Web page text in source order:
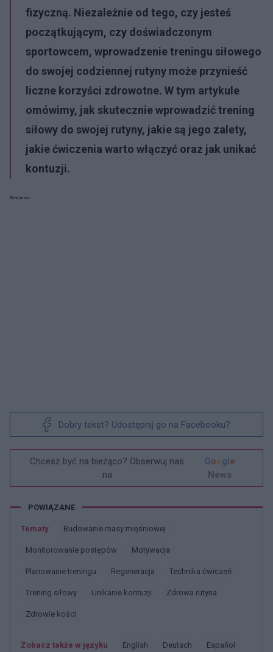
fizyczną. Niezależnie od tego, czy jesteś
początkującym, czy doświadczonym
sportowcem, wprowadzenie treningu siłowego
do swojej codziennej rutyny może przynieść
liczne korzyści zdrowotne. W tym artykule
omówimy, jak skutecznie wprowadzić trening
siłowy do swojej rutyny, jakie są jego zalety,
jakie ćwiczenia warto włączyć oraz jak unikać
kontuzji.
Reklama:
Dobry tekst? Udostępnij go na Facebooku?
Chcesz być na bieżąco? Obserwuj nas
na
Google
News
POWIĄZANE
Tematy Budowanie masy mięśniowej
Monitorowanie postępów Motywacja
Planowanie treningu Regeneracja Technika ćwiczeń
Trening siłowy Unikanie kontuzji Zdrowa rutyna
Zdrowie kości
Zobacz także w języku english deutsch español